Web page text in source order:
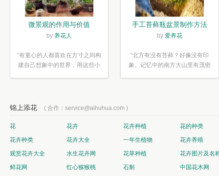
微景观的作用与价值
by 养花人
“有童心的人都喜欢在方寸之间构
建自己想象中的世界，用这些小
手工苔藓瓶盆景制作方法
by 爱养花
“北方有没有苔藓？好像没有印
象。记忆中的南方大山里有茂密
锦上添花 ( 合作：service@aihuhua.com )
花 花卉 花卉种植
花的种类
花卉种类
花卉大全 一年生植物
花卉养殖
观赏花卉大全
水生花卉网 花草种植
花卉图片及名
鲜花网
红心猕猴桃 石斛
中国花木网